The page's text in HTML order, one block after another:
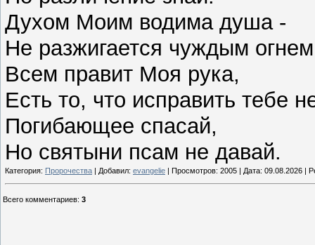
Духом Моим водима душа -
Не разжигается чуждым
Всем правит Моя рука,
Есть то, что исправить тебе
Погибающее спасай,
Но святыни псам не давай.
Категория: Пророчества | Добавил: evangelie | Просмотров: 2005 | Дата: 09.08.2026 |
Всего комментариев: 3